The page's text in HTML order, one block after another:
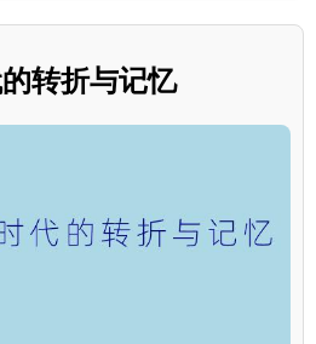
转折与记忆